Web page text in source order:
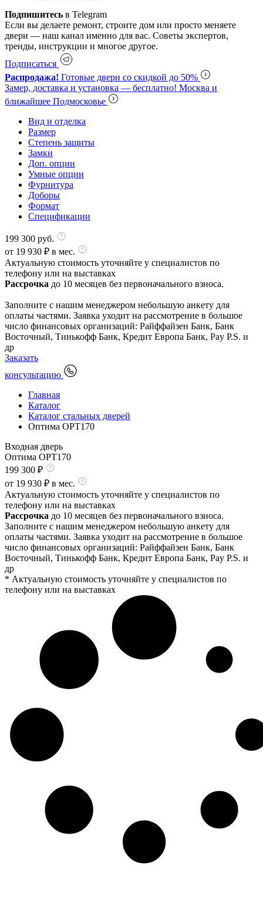
Подпишитесь в Telegram
Если вы делаете ремонт, строите дом или просто меняете
двери — наш канал именно для вас. Советы экспертов,
тренды, инструкции и многое другое.
Подписаться
Распродажа! Готовые двери со скидкой до 50%
Замер, доставка и установка — бесплатно! Москва и
ближайшее Подмосковье
Вид и отделка
Размер
Степень защиты
Замки
Доп. опции
Умные опции
Фурнитура
Доборы
Формат
Спецификации
199 300 руб.
от 19 930 ₽ в мес.
Актуальную стоимость уточняйте у специалистов по
телефону или на выставках
Рассрочка до 10 месяцев без первоначального взноса.
Заполните с нашим менеджером небольшую анкету для
оплаты частями. Заявка уходит на рассмотрение в большое
число финансовых организаций: Райффайзен Банк, Банк
Восточный, Тинькофф Банк, Кредит Европа Банк, Pay P.S. и
др
Заказать
консультацию
Главная
Каталог
Каталог стальных дверей
Оптима OPT170
Входная дверь
Оптима OPT170
199 300 ₽
от 19 930 ₽ в мес.
Актуальную стоимость уточняйте у специалистов по
телефону или на выставках
Рассрочка до 10 месяцев без первоначального взноса.
Заполните с нашим менеджером небольшую анкету для
оплаты частями. Заявка уходит на рассмотрение в большое
число финансовых организаций: Райффайзен Банк, Банк
Восточный, Тинькофф Банк, Кредит Европа Банк, Pay P.S. и
др
* Актуальную стоимость уточняйте у специалистов по
телефону или на выставках